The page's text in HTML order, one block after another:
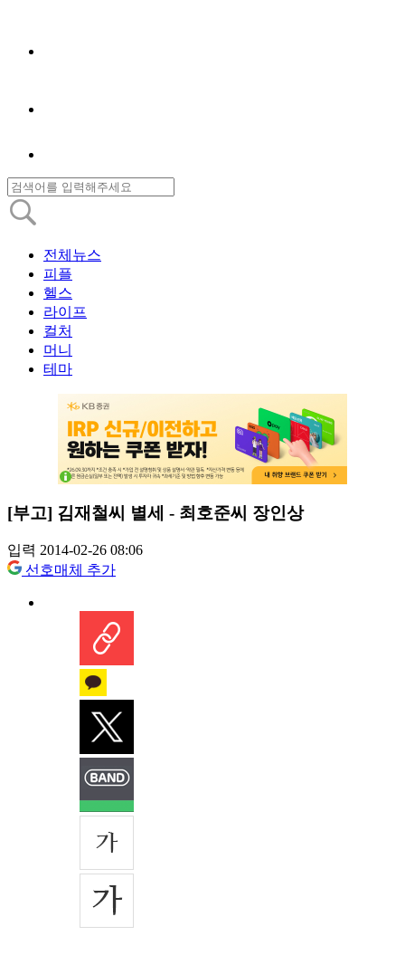
전체뉴스
피플
헬스
라이프
컬처
머니
테마
[부고] 김재철씨 별세 - 최호준씨 장인상
입력 2014-02-26 08:06
선호매체 추가